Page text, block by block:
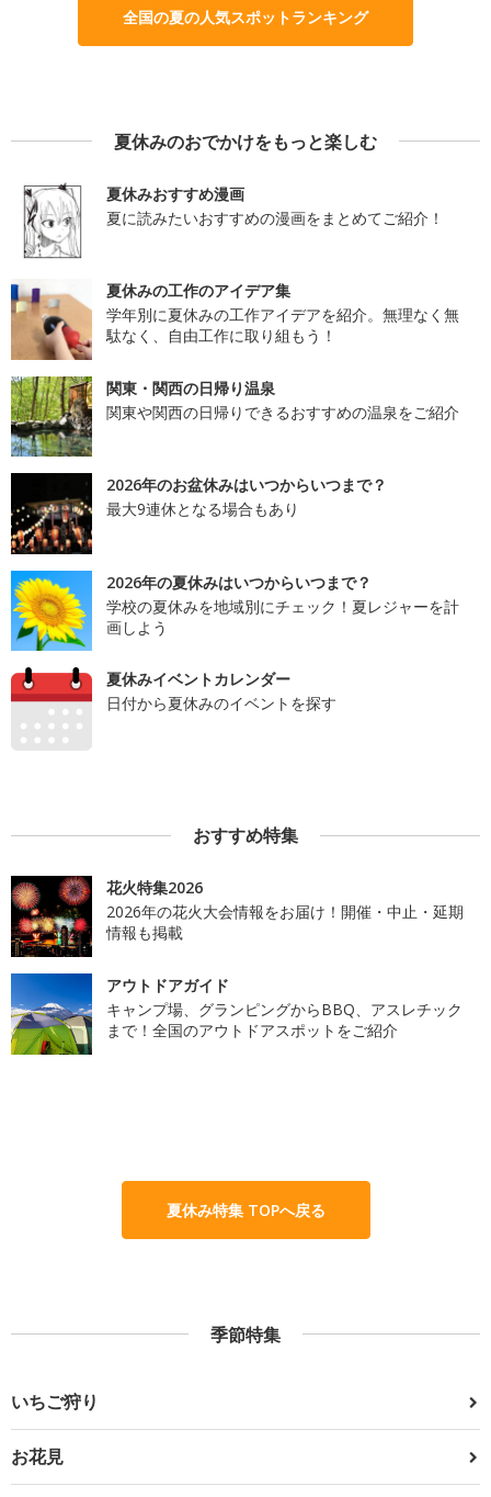
全国の夏の人気スポットランキング
夏休みのおでかけをもっと楽しむ
夏休みおすすめ漫画
夏に読みたいおすすめの漫画をまとめてご紹介！
夏休みの工作のアイデア集
学年別に夏休みの工作アイデアを紹介。無理なく無
駄なく、自由工作に取り組もう！
関東・関西の日帰り温泉
関東や関西の日帰りできるおすすめの温泉をご紹介
2026年のお盆休みはいつからいつまで？
最大9連休となる場合もあり
2026年の夏休みはいつからいつまで？
学校の夏休みを地域別にチェック！夏レジャーを計
画しよう
夏休みイベントカレンダー
日付から夏休みのイベントを探す
おすすめ特集
花火特集2026
2026年の花火大会情報をお届け！開催・中止・延期
情報も掲載
アウトドアガイド
キャンプ場、グランピングからBBQ、アスレチック
まで！全国のアウトドアスポットをご紹介
夏休み特集 TOPへ戻る
季節特集
いちご狩り
お花見